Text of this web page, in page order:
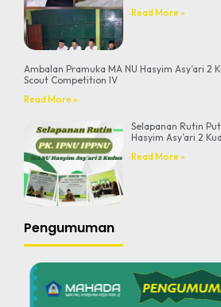
Read More »
Ambalan Pramuka MA NU Hasyim Asy’ari 2
Scout Competition IV
Read More »
Selapanan Rutin
Hasyim Asy’ari 2
Read More »
Pengumuman